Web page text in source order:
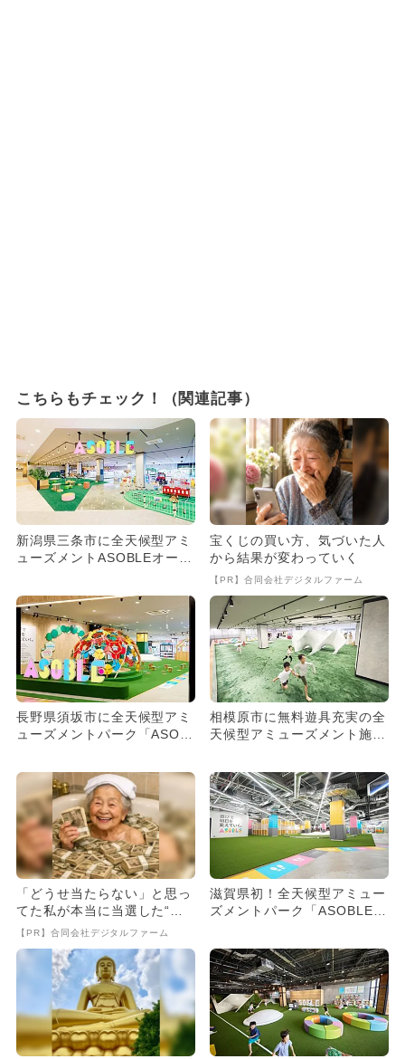
こちらもチェック！（関連記事）
新潟県三条市に全天候型アミ
ューズメントASOBLEオープ
宝くじの買い方、気づいた人
から結果が変わっていく
【PR】合同会社デジタルファーム
長野県須坂市に全天候型アミ
ューズメントパーク「ASOB
相模原市に無料遊具充実の全
天候型アミューズメント施設
「どうせ当たらない」と思っ
てた私が本当に当選した“買
い方”がこれ
【PR】合同会社デジタルファーム
滋賀県初！全天候型アミュー
ズメントパーク「ASOBLE」